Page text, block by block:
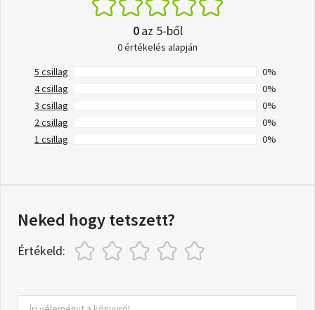
0az 5-ből
0 értékelés alapján
5 csillag
0%
4 csillag
0%
3 csillag
0%
2 csillag
0%
1 csillag
0%
Neked hogy tetszett?
Értékeld: